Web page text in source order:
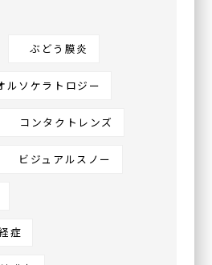
ン守口3階
ぶどう膜炎
ルソケラトロジー
コンタクトレンズ
ビジュアルスノー
症